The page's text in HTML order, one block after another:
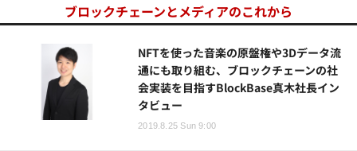
ブロックチェーンとメディアのこれから
NFTを使った音楽の原盤権や3Dデータ流
通にも取り組む、ブロックチェーンの社
会実装を目指すBlockBase真木社長イン
タビュー
2019.8.25 Sun 9:00